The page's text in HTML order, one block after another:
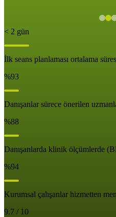
< 2 gün
İlk seans planlaması ortalama
%93
Danışanlar sürece önerilen
%88
Danışanlarda klinik ölçümlerde
%94
Kurumsal çalışanlar hizmetten
9.7 / 10